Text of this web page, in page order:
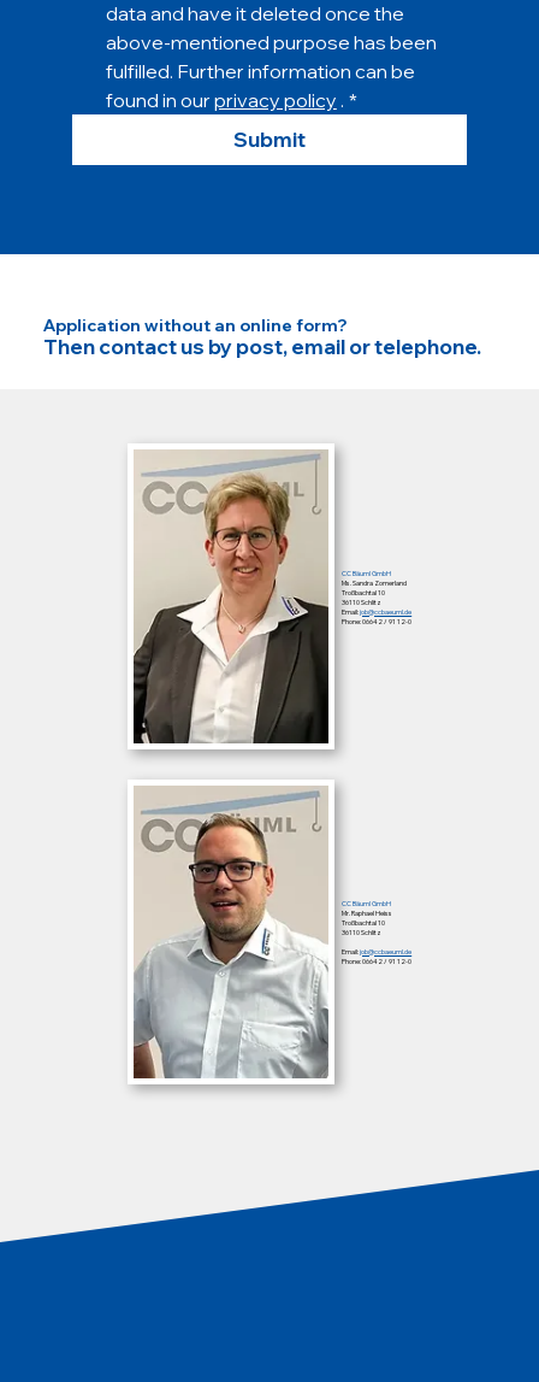
data and have it deleted once the
above-mentioned purpose has been
fulfilled. Further information can be
found in our privacy policy . *
Submit
Application without an online form?
Then contact us by post, email or telephone.
CC Bäuml GmbH
Ms. Sandra Zomerland
Troßbachtal 10
36110 Schlitz
Email:job@ccbaeuml.de
Phone: 06642 / 91 12-0
CC Bäuml GmbH
Mr. Raphael Heiss
Troßbachtal 10
36110 Schlitz
Email:job@ccbaeuml.de
Phone: 06642 / 91 12-0